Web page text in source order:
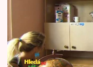
Seriály
Horoskopy
Sledujte prima+
táta a máma na